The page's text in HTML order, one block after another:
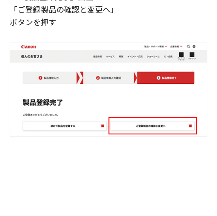
「ご登録製品の確認と変更へ」
ボタンを押す